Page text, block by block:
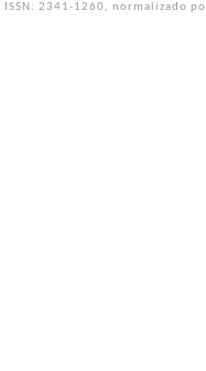
ISSN: 2341-1260, normalizado